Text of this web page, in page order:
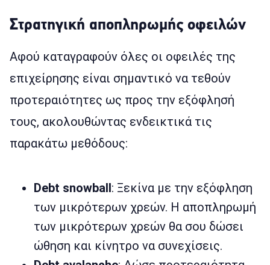
Στρατηγική αποπληρωμής οφειλών
Αφού καταγραφούν όλες οι οφειλές της
επιχείρησης είναι σημαντικό να τεθούν
προτεραιότητες ως προς την εξόφλησή
τους, ακολουθώντας ενδεικτικά τις
παρακάτω μεθόδους:
Debt snowball: Ξεκίνα με την εξόφληση
των μικρότερων χρεών. Η αποπληρωμή
των μικρότερων χρεών θα σου δώσει
ώθηση και κίνητρο να συνεχίσεις.